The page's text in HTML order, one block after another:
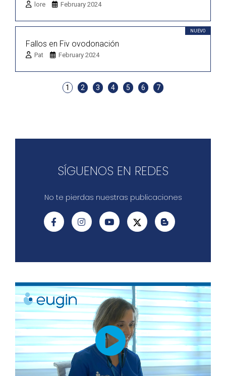
lore February 2024
NUEVO
Fallos en Fiv ovodonación
Pat February 2024
1 2 3 4 5 6 7
SÍGUENOS EN REDES
No te pierdas nuestras publicaciones